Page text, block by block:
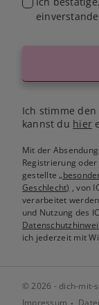
Ich stimme den
kannst du hier
Mit der
Registrierung
gestellte
Geschlecht) , von
verarbeitet
und Nutzung des
ich jederzeit mit
© 2026 - dich-mit-
Impressum